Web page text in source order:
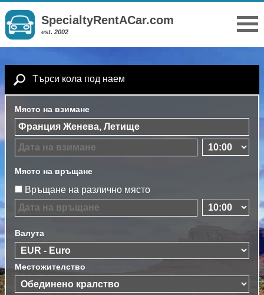
SpecialtyRentACar.com
est. 2002
Търси кола под наем
Място на взимане
Място на връщане
Връщане на различно място
Валута
Местожителство